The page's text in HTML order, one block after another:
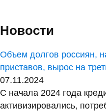
Новости
Объем долгов россиян,
приставов, вырос на
07.11.2024
С начала 2024 года
активизировались,